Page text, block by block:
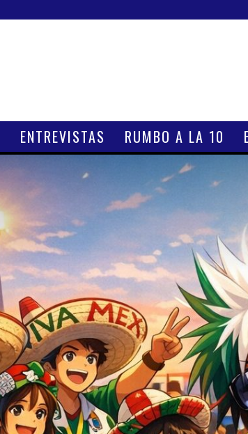
ENTREVISTAS RUMBO A LA 10